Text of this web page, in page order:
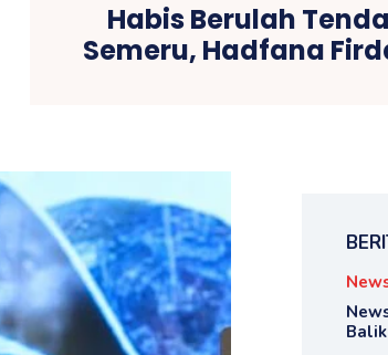
Habis Berulah
Semeru, Hadfana